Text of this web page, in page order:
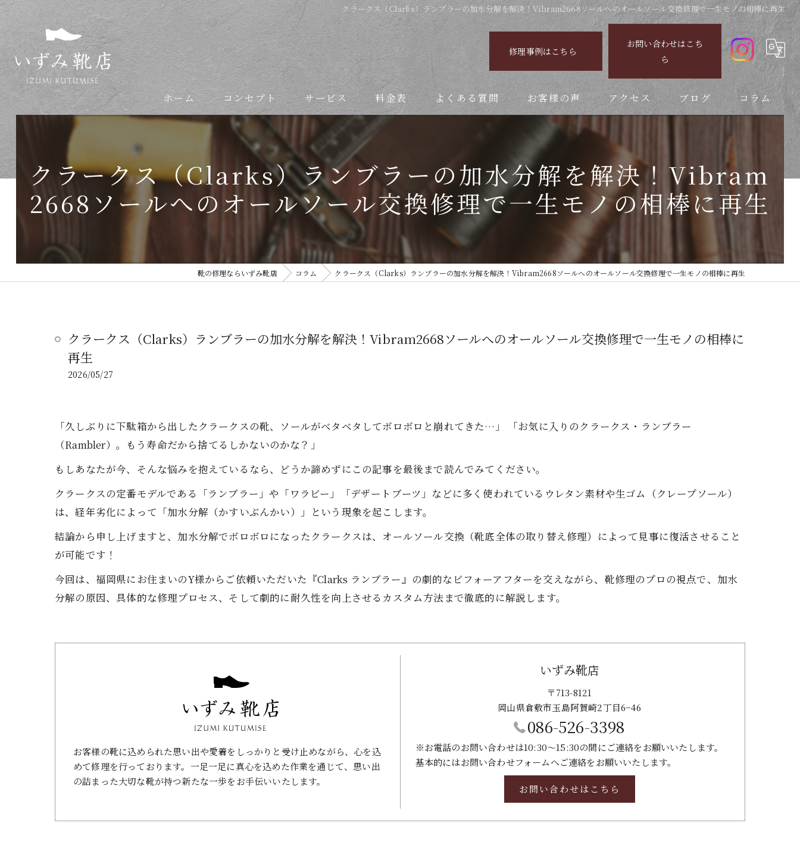
クラークス（Clarks）ランブラーの加水分解を解決！Vibram2668ソールへのオールソール交換修理で一生モノの相棒に再生
修理事例はこちら
お問い合わせはこち
ら
ホーム コンセプト
依頼の流れ
サービス 料金表 よくある質問 お客様の声 アクセス ブログ コラム
クラークス（Clarks）ランブラーの加水分解を解決！Vibram
2668ソールへのオールソール交換修理で一生モノの相棒に再生
靴の修理ならいずみ靴店 コラム クラークス（Clarks）ランブラーの加水分解を解決！Vibram2668ソールへのオールソール交換修理で一生モノの相棒に再生
クラークス（Clarks）ランブラーの加水分解を解決！Vibram2668ソールへのオールソール交換修理で一生モノの相棒に
再生
2026/05/27
「久しぶりに下駄箱から出したクラークスの靴、ソールがベタベタしてボロボロと崩れてきた…」 「お気に入りのクラークス・ランブラー
（Rambler）。もう寿命だから捨てるしかないのかな？」
もしあなたが今、そんな悩みを抱えているなら、どうか諦めずにこの記事を最後まで読んでみてください。
クラークスの定番モデルである「ランブラー」や「ワラビー」「デザートブーツ」などに多く使われているウレタン素材や生ゴム（クレープソール）
は、経年劣化によって「加水分解（かすいぶんかい）」という現象を起こします。
結論から申し上げますと、加水分解でボロボロになったクラークスは、オールソール交換（靴底全体の取り替え修理）によって見事に復活させること
が可能です！
今回は、福岡県にお住まいのY様からご依頼いただいた『Clarks ランブラー』の劇的なビフォーアフターを交えながら、靴修理のプロの視点で、加水
分解の原因、具体的な修理プロセス、そして劇的に耐久性を向上させるカスタム方法まで徹底的に解説します。
お客様の靴に込められた思い出や愛着をしっかりと受け止めながら、心を込
めて修理を行っております。一足一足に真心を込めた作業を通じて、思い出
の詰まった大切な靴が持つ新たな一歩をお手伝いいたします。
いずみ靴店
〒713-8121
岡山県倉敷市玉島阿賀崎2丁目6−46
086-526-3398
※お電話のお問い合わせは10:30～15:30の間にご連絡をお願いいたします。
基本的にはお問い合わせフォームへご連絡をお願いいたします。
お問い合わせはこちら